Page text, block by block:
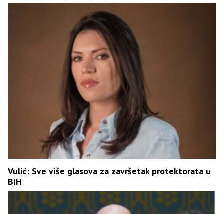
Vulić: Sve više glasova za završetak protektorata u
BiH